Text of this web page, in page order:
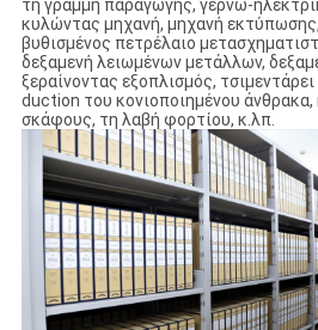
τη γραμμή παραγωγής, γερνώ-
κυλώντας μηχανή, μηχανή
βυθισμένος πετρέλαιο
δεξαμενή λειωμένων μετάλλων,
ξεραίνοντας εξοπλισμός,
duction του κονιοποιημένου άνθρακα,
σκάφους, τη λαβή φορτίου, κ.λπ.